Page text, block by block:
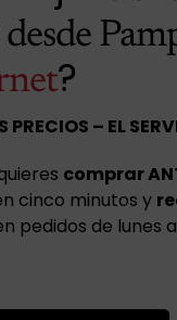
?
– EL
comprar
cinco minutos y
pedidos de lunes